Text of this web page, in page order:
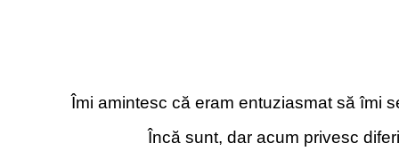
Îmi amintesc că eram entuziasmat să îmi
Încă sunt, dar acum privesc